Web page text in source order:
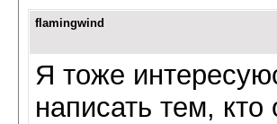
flamingwind
Я тоже
написать тем,